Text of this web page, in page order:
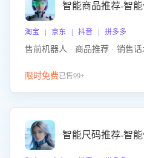
智能商品推荐-智
淘宝 | 京东 | 抖音 | 拼多多
售前机器人 · 商品推荐 · 销售
限时免费已售99+
智能尺码推荐-智